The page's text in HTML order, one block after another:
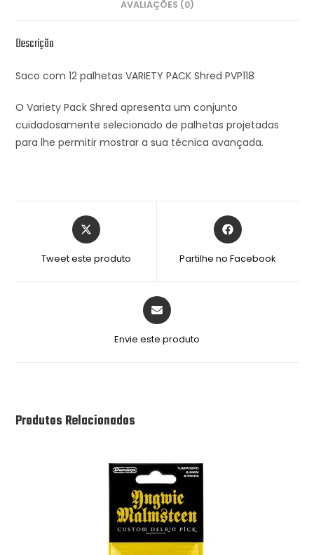
AVALIAÇÕES (0)
Descrição
Saco com 12 palhetas VARIETY PACK Shred PVP118
O Variety Pack Shred apresenta um conjunto
cuidadosamente selecionado de palhetas projetadas
para lhe permitir mostrar a sua técnica avançada.
Tweet este produto Partilhe no Facebook
Envie este produto
Produtos Relacionados